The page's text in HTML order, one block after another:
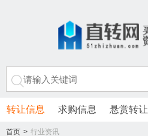
转让信息 求购信息 悬赏转让
首页 > 行业资讯